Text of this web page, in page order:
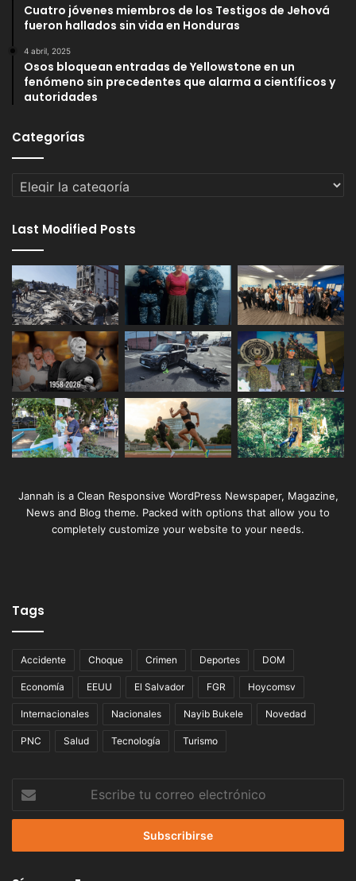
Cuatro jóvenes miembros de los Testigos de Jehová
fueron hallados sin vida en Honduras
4 abril, 2025
Osos bloquean entradas de Yellowstone en un
fenómeno sin precedentes que alarma a científicos y
autoridades
Categorías
Categorías
Last Modified Posts
Jannah is a Clean Responsive WordPress Newspaper, Magazine,
News and Blog theme. Packed with options that allow you to
completely customize your website to your needs.
Tags
Accidente Choque Crimen Deportes DOM
Economía EEUU El Salvador FGR Hoycomsv
Internacionales Nacionales Nayib Bukele Novedad
PNC Salud Tecnología Turismo
correo